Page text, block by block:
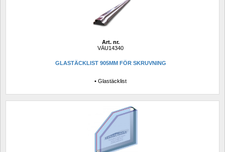
Art. nr.
VÄU14340
GLASTÄCKLIST 905MM FÖR SKRUVNING
• Glastäcklist